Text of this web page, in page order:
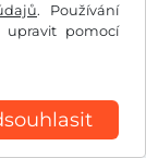
. Používání
upravit pomocí